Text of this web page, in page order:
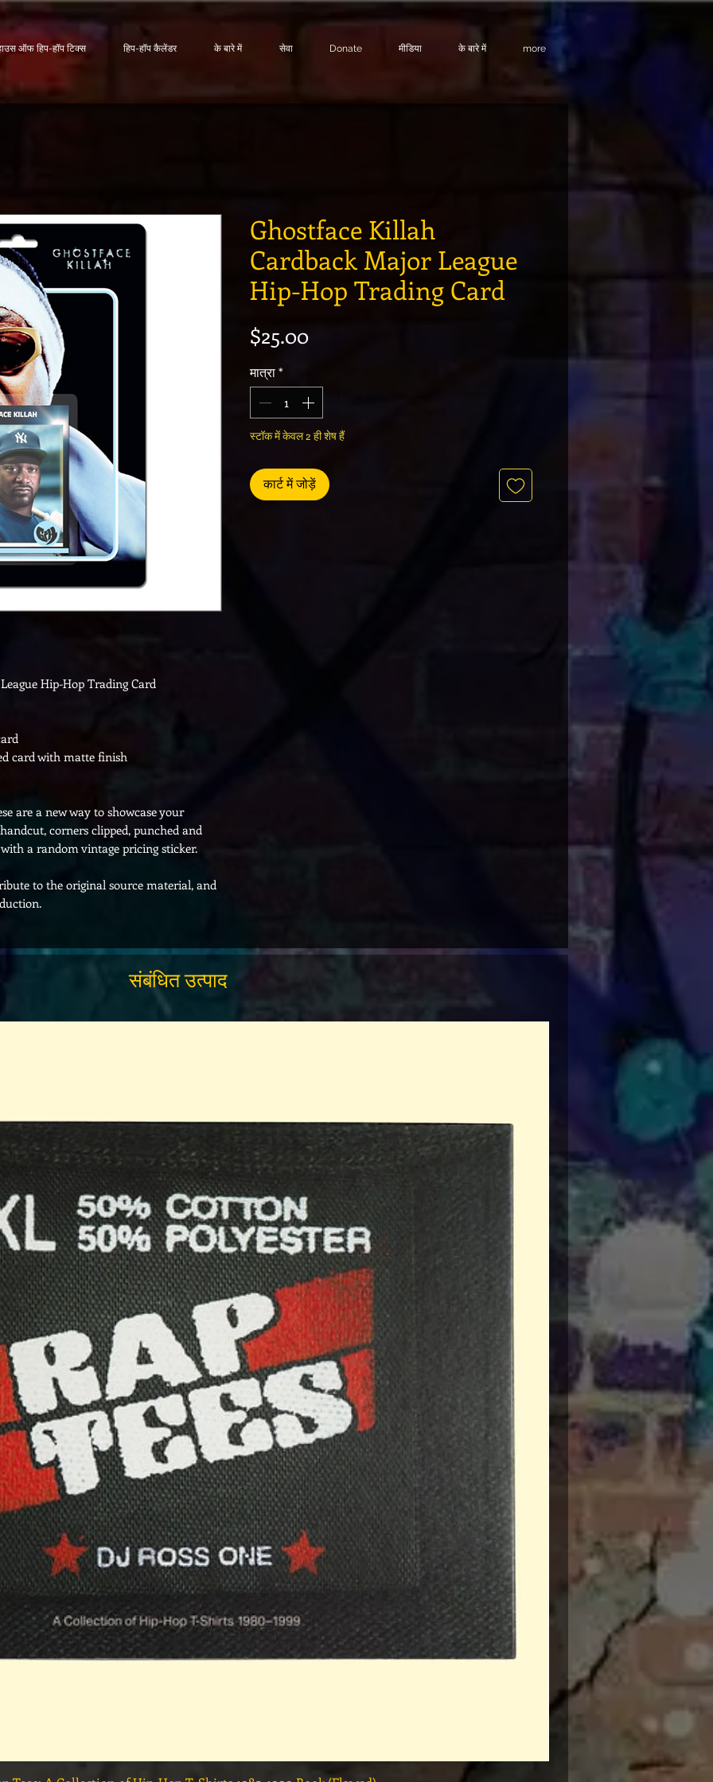
ऑफ हिप-हॉप टिक्स हिप-हॉप कैलेंडर के बारे में सेवा Donate मीडिया के बारे में more
Hip-Hop Trading Card
card with matte finish
are a new way to showcase your
corners clipped, punched and
a random vintage pricing sticker.
to the original source material, and
Ghostface Killah
Cardback Major League
Hip-Hop Trading Card
$25.00मूल्य
मात्रा*
स्टॉक में केवल 2 ही शेष हैं
कार्ट में जोड़ें
संबंधित उत्पाद